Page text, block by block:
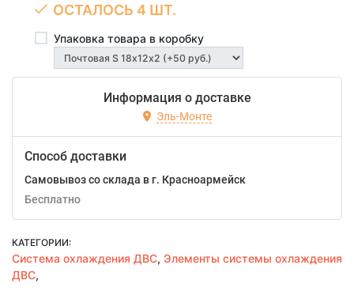
ОСТАЛОСЬ 4 ШТ.
Упаковка товара в коробку
Информация о доставке
Эль-Монте
Способ доставки
Самовывоз со склада в г. Красноармейск
Бесплатно
КАТЕГОРИИ:
Система охлаждения ДВС, Элементы системы охлаждения
ДВС,